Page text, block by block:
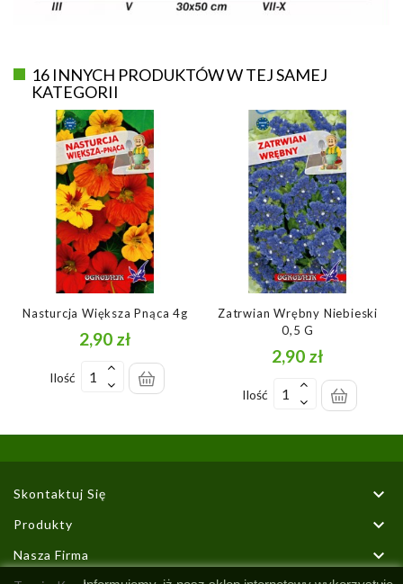
16 INNYCH PRODUKTÓW W TEJ SAMEJ
KATEGORII
Nasturcja Większa Pnąca 4g
2,90 zł
Ilość
Zatrwian Wrębny Niebieski
0,5 G
2,90 zł
Ilość
Skontaktuj Się 
Produkty 
Nasza Firma 